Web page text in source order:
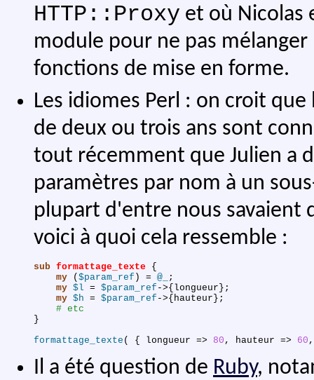
HTTP::Proxy et où Nicolas
module pour ne pas
fonctions de mise en forme.
Les idiomes Perl : on croit
de deux ou trois ans sont
tout récemment que Julien a
paramètres par nom à un
plupart d'entre nous savaient
voici à quoi cela ressemble :
sub formattage_texte {
my
( $param_ref ) = @_
;
my $l = $param_ref ->{ longueur } ;
my $h = $param_ref ->{ hauteur } ;
# etc
}
formattage_texte ( { longueur => 80 , hauteur => 60 ,
Il a été question de Ruby,